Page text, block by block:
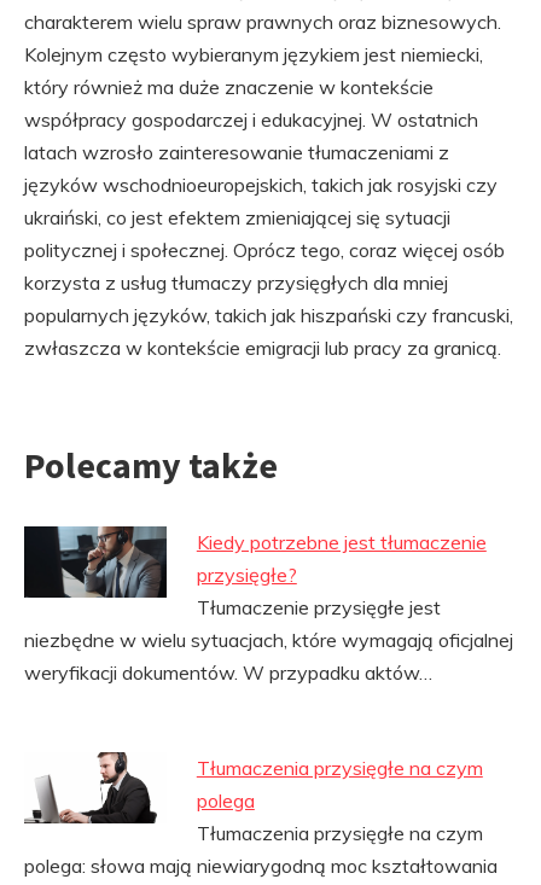
charakterem wielu spraw prawnych oraz biznesowych.
Kolejnym często wybieranym językiem jest niemiecki,
który również ma duże znaczenie w kontekście
współpracy gospodarczej i edukacyjnej. W ostatnich
latach wzrosło zainteresowanie tłumaczeniami z
języków wschodnioeuropejskich, takich jak rosyjski czy
ukraiński, co jest efektem zmieniającej się sytuacji
politycznej i społecznej. Oprócz tego, coraz więcej osób
korzysta z usług tłumaczy przysięgłych dla mniej
popularnych języków, takich jak hiszpański czy francuski,
zwłaszcza w kontekście emigracji lub pracy za granicą.
Polecamy także
Kiedy potrzebne jest tłumaczenie
przysięgłe?
Tłumaczenie przysięgłe jest
niezbędne w wielu sytuacjach, które wymagają oficjalnej
weryfikacji dokumentów. W przypadku aktów…
Tłumaczenia przysięgłe na czym
polega
Tłumaczenia przysięgłe na czym
polega: słowa mają niewiarygodną moc kształtowania